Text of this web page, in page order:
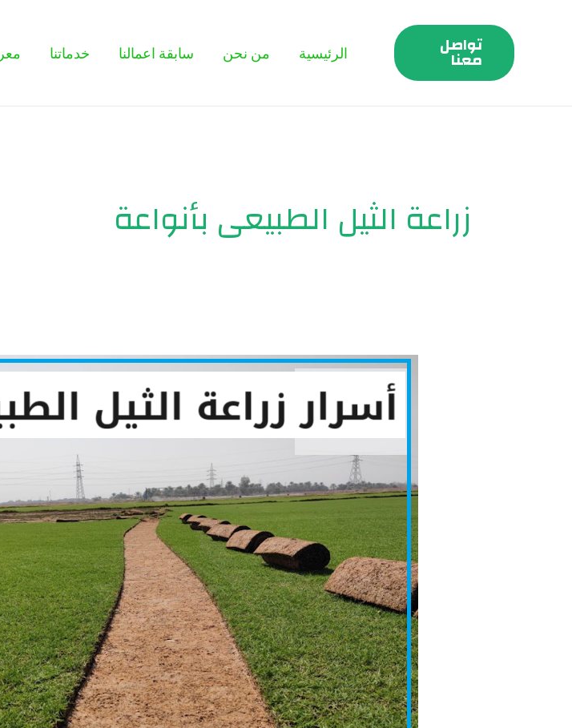
تواصل
معنا الرئيسية من نحن سابقة اعمالنا خدماتنا
زراعة الثيل الطبيعى بأنواعة
أسرار
زراعة
الثيل
الطبيعي
بالرياض
|
0560048269